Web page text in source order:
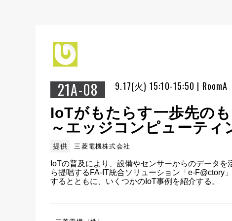
21A-08 9.17(火) 15:10-15:50 | RoomA
IoTがもたらす一歩先の
～エッジコンピューティ
提供 三菱電機株式会社
IoTの普及により、設備やセンサーからのデータ
ら提唱するFA-IT統合ソリューション「e-F@ctory
するとともに、いくつかのIoT事例を紹介する。